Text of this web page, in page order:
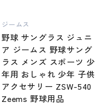
ジームス
野球 サングラス ジュニ
ア ジームス 野球サング
ラス メンズ スポーツ 少
年用 おしゃれ 少年 子供
アクセサリー ZSW-540
Zeems 野球用品